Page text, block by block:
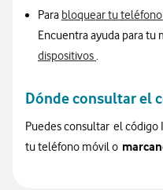
Para bloquear tu
Encuentra ayuda para tu
dispositivos.
Dónde consultar el
Puedes consultar el código
tu teléfono móvil o